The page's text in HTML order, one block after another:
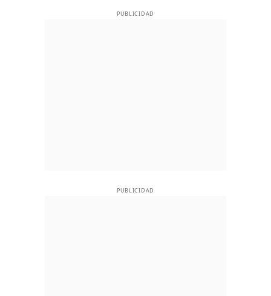
PUBLICIDAD
PUBLICIDAD